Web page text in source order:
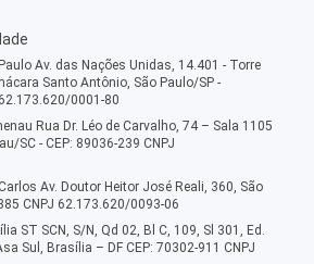
Av. das Nações Unidas, 14.401 - Torre
Santo Antônio, São Paulo/SP -
0001-80
Rua Dr. Léo de Carvalho, 74 – Sala 1105
SC - CEP: 89036-239 CNPJ
Av. Doutor Heitor José Reali, 360, São
CNPJ 62.173.620/0093-06
ST SCN, S/N, Qd 02, Bl C, 109, Sl 301, Ed.
Sul, Brasília – DF CEP: 70302-911 CNPJ